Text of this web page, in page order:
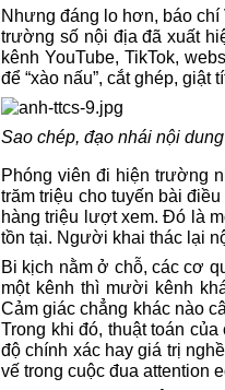
Nhưng đáng lo hơn, báo
trường số nội địa đã xuất
kênh YouTube, TikTok,
để “xào nấu”, cắt ghép,
Sao chép, đạo nhái nội
Phóng viên đi hiện trường
trăm triệu cho tuyến bài
hàng triệu lượt xem. Đó là
tồn tại. Người khai thác lại
Bi kịch nằm ở chỗ, các cơ
một kênh thì mười kênh
Cảm giác chẳng khác nào
Trong khi đó, thuật toán
độ chính xác hay giá trị
vế trong cuộc đua attention